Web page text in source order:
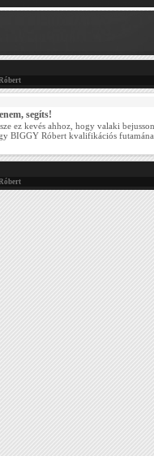
segíts!
ez kevés ahhoz, hogy valaki
BIGGY Róbert kvalifikációs